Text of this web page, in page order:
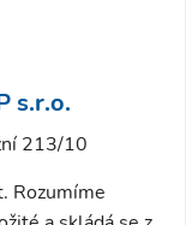
s.r.o.
213/10
Rozumíme